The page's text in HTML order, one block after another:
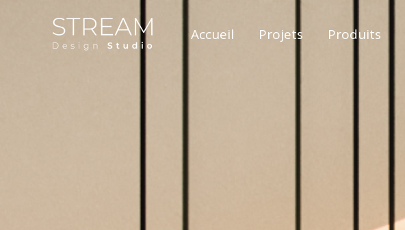
Accueil Projets Produits